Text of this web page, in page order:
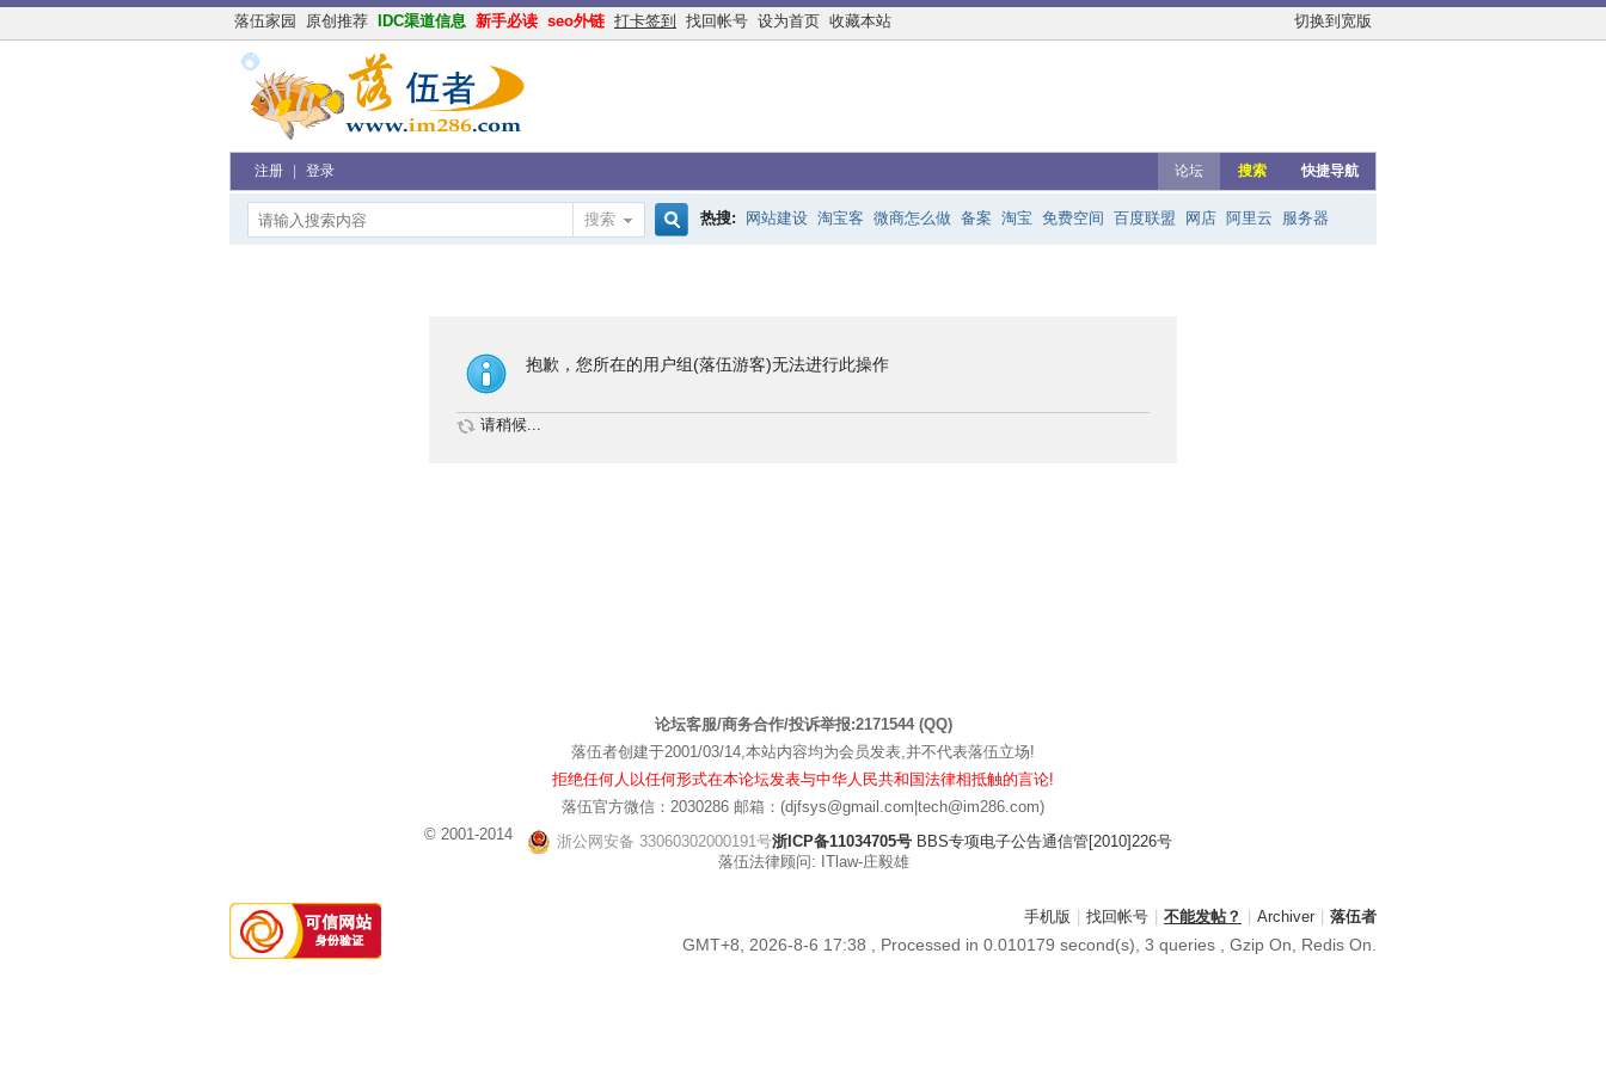
落伍家园 原创推荐 IDC渠道信息 新手必读 seo外链 打卡签到 找回帐号 设为首页 收藏本站 切换到宽版
注册 登录 论坛 搜索 快捷导航
搜索
索
热搜: 网站建设 淘宝客 微商怎么做 备案 淘宝 免费空间 百度联盟 网店 阿里云 服务器
抱歉，您所在的用户组(落伍游客)无法进行此操作
请稍候...
论坛客服/商务合作/投诉举报:2171544 (QQ)
落伍者创建于2001/03/14,本站内容均为会员发表,并不代表落伍立场!
拒绝任何人以任何形式在本论坛发表与中华人民共和国法律相抵触的言论!
落伍官方微信：2030286 邮箱：(djfsys@gmail.com|tech@im286.com)
© 2001-2014
浙公网安备 33060302000191号浙ICP备11034705号 BBS专项电子公告通信管[2010]226号
落伍法律顾问: ITlaw-庄毅雄
手机版 找回帐号 不能发帖？ Archiver 落伍者
GMT+8, 2026-8-6 17:38 , Processed in 0.010179 second(s), 3 queries , Gzip On, Redis On.